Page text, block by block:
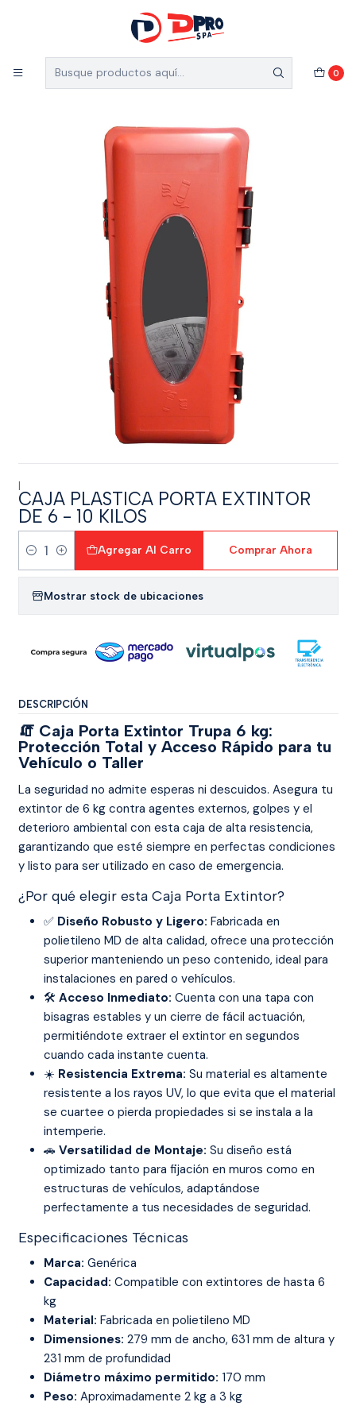
0
5% de descuento en el total de tu compra (Válido
para nuevos clientes)
Inicio Equipamiento Minero Equipos contra incendios
CAJA PLASTICA PORTA EXTINTOR DE 6 - 10 KILOS
|
CAJA PLASTICA PORTA EXTINTOR
DE 6 - 10 KILOS
Cantidad
Agregar Al Carro Comprar Ahora
Mostrar stock de ubicaciones
DESCRIPCIÓN
🧯 Caja Porta Extintor Trupa 6 kg:
Protección Total y Acceso Rápido para tu
Vehículo o Taller
La seguridad no admite esperas ni descuidos. Asegura tu
extintor de 6 kg contra agentes externos, golpes y el
deterioro ambiental con esta caja de alta resistencia,
garantizando que esté siempre en perfectas condiciones
y listo para ser utilizado en caso de emergencia.
¿Por qué elegir esta Caja Porta Extintor?
✅ Diseño Robusto y Ligero: Fabricada en
polietileno MD de alta calidad, ofrece una protección
superior manteniendo un peso contenido, ideal para
instalaciones en pared o vehículos.
🛠️ Acceso Inmediato: Cuenta con una tapa con
bisagras estables y un cierre de fácil actuación,
permitiéndote extraer el extintor en segundos
cuando cada instante cuenta.
☀️ Resistencia Extrema: Su material es altamente
resistente a los rayos UV, lo que evita que el material
se cuartee o pierda propiedades si se instala a la
intemperie.
🚗 Versatilidad de Montaje: Su diseño está
optimizado tanto para fijación en muros como en
estructuras de vehículos, adaptándose
perfectamente a tus necesidades de seguridad.
Especificaciones Técnicas
Marca: Genérica
Capacidad: Compatible con extintores de hasta 6
kg
Material: Fabricada en polietileno MD
Dimensiones: 279 mm de ancho, 631 mm de altura y
231 mm de profundidad
Diámetro máximo permitido: 170 mm
Peso: Aproximadamente 2 kg a 3 kg